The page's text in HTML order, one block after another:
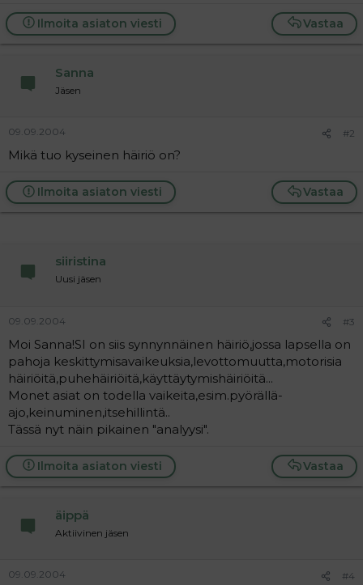
a
Vastaa
Ilmoita asiaton viesti
Sanna
Jäsen
09.09.2004 #2
Mikä tuo kyseinen häiriö on?
Vastaa
Ilmoita asiaton viesti
siiristina
Uusi jäsen
09.09.2004 #3
Moi Sanna!SI on siis synnynnäinen häiriö,jossa lapsella on
pahoja keskittymisavaikeuksia,levottomuutta,motorisia
häiriöitä,puhehäiriöitä,käyttäytymishäiriöitä...
Monet asiat on todella vaikeita,esim.pyörällä-
ajo,keinuminen,itsehillintä..
Tässä nyt näin pikainen "analyysi".
Vastaa
Ilmoita asiaton viesti
äippä
Aktiivinen jäsen
09.09.2004 #4